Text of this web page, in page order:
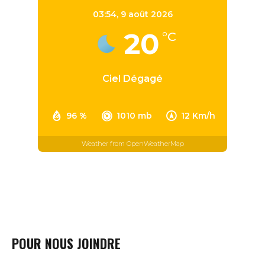
03:54, 9 août 2026
20 °C
Ciel Dégagé
96 % 1010 mb 12 Km/h
Weather from OpenWeatherMap
POUR NOUS JOINDRE